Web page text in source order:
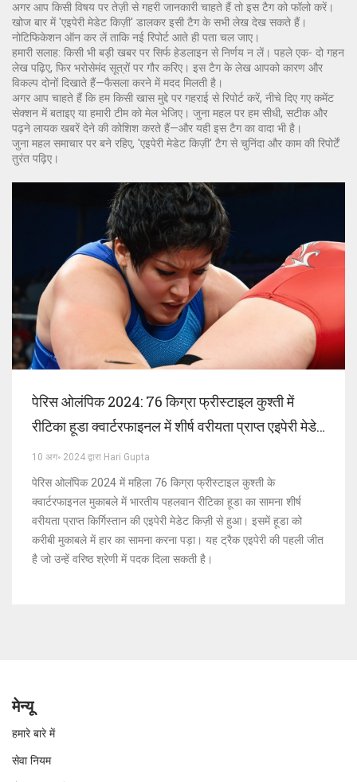
अगर आप किसी विषय पर तेज़ी से गहरी जानकारी चाहते हैं तो इस टैग को फॉलो करें।
खोज बार में 'एइपेरी मेडेट किज़ी' डालकर इसी टैग के सभी लेख देख सकते हैं।
नोटिफिकेशन ऑन कर लें ताकि नई रिपोर्ट आते ही पता चल जाए।
हमारी सलाह: किसी भी बड़ी खबर पर सिर्फ हेडलाइन से निर्णय न लें। पहले एक- दो गहन
लेख पढ़िए, फिर भरोसेमंद सूत्रों पर गौर करिए। इस टैग के लेख आपको कारण और
विकल्प दोनों दिखाते हैं—फैसला करने में मदद मिलती है।
अगर आप चाहते हैं कि हम किसी खास मुद्दे पर गहराई से रिपोर्ट करें, नीचे दिए गए कमेंट
सेक्शन में बताइए या हमारी टीम को मेल भेजिए। जुना महल पर हम सीधी, सटीक और
पढ़ने लायक खबरें देने की कोशिश करते हैं—और यही इस टैग का वादा भी है।
जुना महल समाचार पर बने रहिए, 'एइपेरी मेडेट किज़ी' टैग से चुनिंदा और काम की रिपोर्टें
तुरंत पढ़िए।
पेरिस ओलंपिक 2024: 76 किग्रा फ्रीस्टाइल कुश्ती में
रीटिका हूडा क्वार्टरफाइनल में शीर्ष वरीयता प्राप्त एइपेरी मेडेट
किज़ी से हारीं
10 अग॰ 2024 द्वारा Hari Gupta
पेरिस ओलंपिक 2024 में महिला 76 किग्रा फ्रीस्टाइल कुश्ती के
क्वार्टरफाइनल मुकाबले में भारतीय पहलवान रीटिका हूडा का सामना शीर्ष
वरीयता प्राप्त किर्गिस्तान की एइपेरी मेडेट किज़ी से हुआ। इसमें हूडा को
करीबी मुकाबले में हार का सामना करना पड़ा। यह ट्रैक एइपेरी की पहली जीत
है जो उन्हें वरिष्ठ श्रेणी में पदक दिला सकती है।
मेन्यू
हमारे बारे में
सेवा नियम